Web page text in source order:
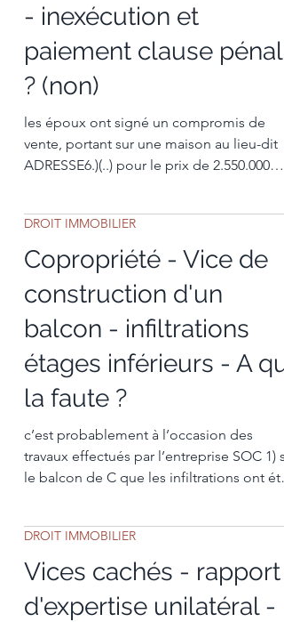
- inexécution et
paiement clause pénale
? (non)
les époux ont signé un compromis de
vente, portant sur une maison au lieu-dit
ADRESSE6.)(..) pour le prix de 2.550.000
DROIT IMMOBILIER
Copropriété - Vice de
construction d'un
balcon - infiltrations
étages inférieurs - A qui
la faute ?
c’est probablement à l’occasion des
travaux effectués par l’entreprise SOC 1)
le balcon de C que les infiltrations ont été
DROIT IMMOBILIER
Vices cachés - rapport
d'expertise unilatéral -